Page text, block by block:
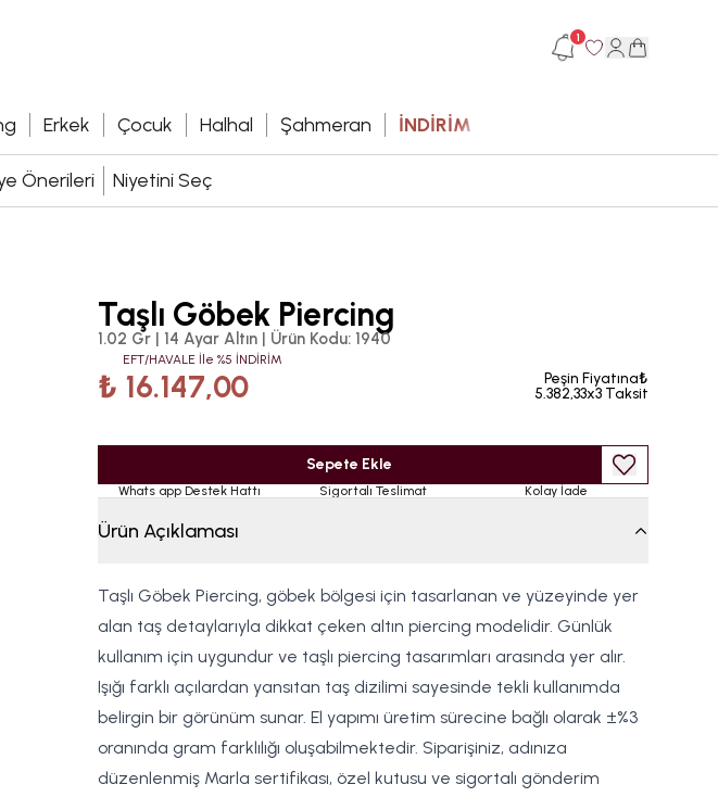
1
Erkek Çocuk Halhal Şahmeran İNDİRİM
Önerileri Niyetini Seç
Taşlı Göbek Piercing
1.02 Gr | 14 Ayar Altın | Ürün Kodu: 1940
EFT/HAVALE İle %5 İNDİRİM
₺ 16.147,00
Peşin Fiyatına₺
5.382,33x3 Taksit
Sepete Ekle
Whats app Destek Hattı Sigortalı Teslimat Kolay İade
Ürün Açıklaması
Taşlı Göbek Piercing, göbek bölgesi için tasarlanan ve yüzeyinde yer
alan taş detaylarıyla dikkat çeken altın piercing modelidir. Günlük
kullanım için uygundur ve taşlı piercing tasarımları arasında yer alır.
Işığı farklı açılardan yansıtan taş dizilimi sayesinde tekli kullanımda
belirgin bir görünüm sunar. El yapımı üretim sürecine bağlı olarak ±%3
oranında gram farklılığı oluşabilmektedir. Siparişiniz, adınıza
düzenlenmiş Marla sertifikası, özel kutusu ve sigortalı gönderim